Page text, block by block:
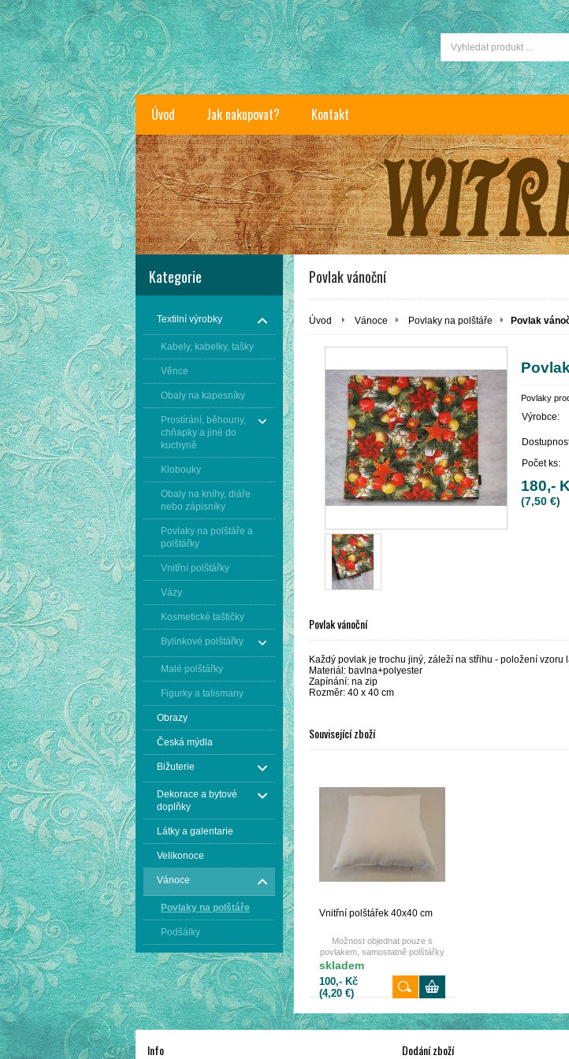
Úvod Jak nakupovat? Kontakt
Kategorie
Textilní výrobky
Kabely, kabelky, tašky
Věnce
Obaly na kapesníky
Prostírání, běhouny,
chňapky a jiné do
kuchyně
Klobouky
Obaly na knihy, diáře
nebo zápisníky
Povlaky na polštáře a
polštářky
Vnitřní polštářky
Vázy
Kosmetické taštičky
Bylinkové polštářky
Malé polštářky
Figurky a talismany
Obrazy
Česká mýdla
Bižuterie
Dekorace a bytové
doplňky
Látky a galentarie
Velikonoce
Vánoce
Povlaky na polštáře
Podšálky
Povlak vánoční
Úvod Vánoce Povlaky na polštáře Povlak
Povlaky
Výrobce:
Počet ks:
180,-
(7,50 €)
Povlak vánoční
Každý povlak je trochu jiný, záleží na střihu - položení vzoru
Materiál: bavlna+polyester
Zapínání: na zip
Rozměr: 40 x 40 cm
Související zboží
Vnitřní polštářek 40x40 cm
Možnost objednat pouze s
povlakem, samostatně polštářky
nedodáváme
skladem
100,- Kč
(4,20 €)
Info Dodání zboží